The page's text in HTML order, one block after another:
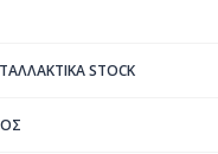
STOCK